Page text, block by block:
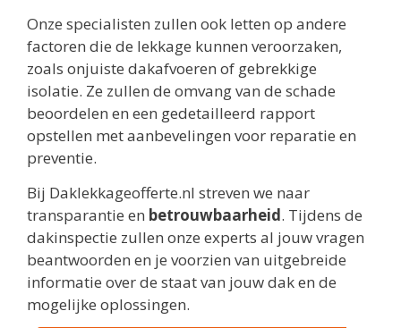
Onze specialisten zullen ook letten op andere
factoren die de lekkage kunnen veroorzaken,
zoals onjuiste dakafvoeren of gebrekkige
isolatie. Ze zullen de omvang van de schade
beoordelen en een gedetailleerd rapport
opstellen met aanbevelingen voor reparatie en
preventie.
Bij Daklekkageofferte.nl streven we naar
transparantie en betrouwbaarheid. Tijdens de
dakinspectie zullen onze experts al jouw vragen
beantwoorden en je voorzien van uitgebreide
informatie over de staat van jouw dak en de
mogelijke oplossingen.